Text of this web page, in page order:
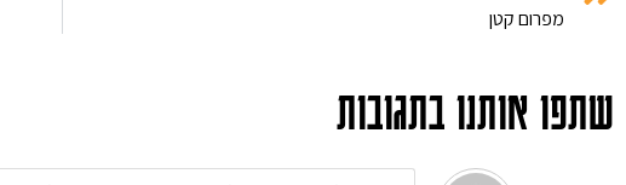
מפרום קטן
שתפו אותנו בתגובות